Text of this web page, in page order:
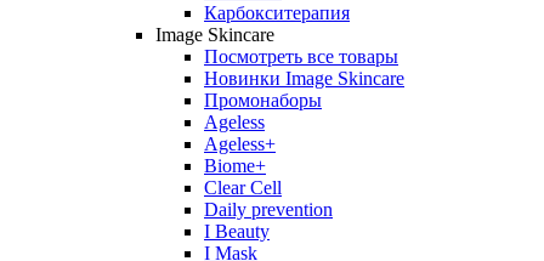
Карбокситерапия
Image Skincare
Посмотреть все товары
Новинки Image Skincare
Промонаборы
Ageless
Ageless+
Biome+
Clear Cell
Daily prevention
I Beauty
I Mask